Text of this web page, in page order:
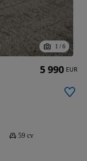
1 / 6
59 cv
5 990 EUR